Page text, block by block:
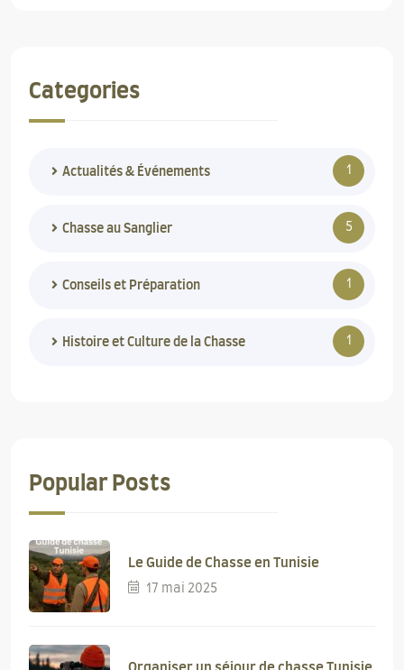
Categories
Actualités & Événements 1
Chasse au Sanglier 5
Conseils et Préparation 1
Histoire et Culture de la Chasse 1
Popular Posts
Le Guide de Chasse en Tunisie
17 mai 2025